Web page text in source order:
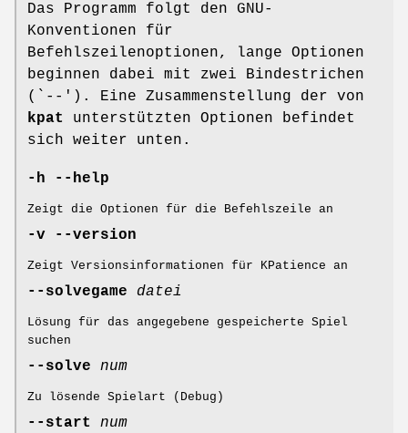
Das Programm folgt den GNU-
Konventionen für
Befehlszeilenoptionen, lange Optionen
beginnen dabei mit zwei Bindestrichen
(`--'). Eine Zusammenstellung der von
kpat
unterstützten Optionen befindet
sich weiter unten.
-h --help
Zeigt die Optionen für die Befehlszeile an
-v --version
Zeigt Versionsinformationen für KPatience an
--solvegame datei
Lösung für das angegebene gespeicherte Spiel
suchen
--solve num
Zu lösende Spielart (Debug)
--start num